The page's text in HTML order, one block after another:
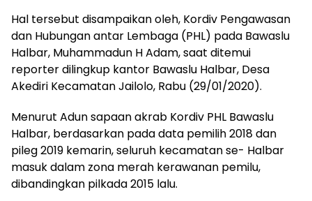
Hal tersebut disampaikan oleh, Kordiv Pengawasan
dan Hubungan antar Lembaga (PHL) pada Bawaslu
Halbar, Muhammadun H Adam, saat ditemui
reporter dilingkup kantor Bawaslu Halbar, Desa
Akediri Kecamatan Jailolo, Rabu (29/01/2020).
Menurut Adun sapaan akrab Kordiv PHL Bawaslu
Halbar, berdasarkan pada data pemilih 2018 dan
pileg 2019 kemarin, seluruh kecamatan se- Halbar
masuk dalam zona merah kerawanan pemilu,
dibandingkan pilkada 2015 lalu.